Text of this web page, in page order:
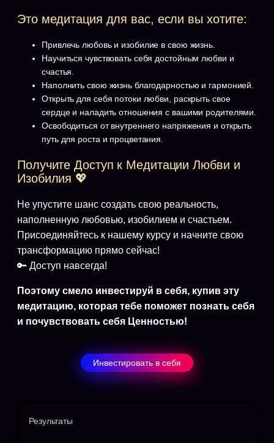
Это медитация для вас, если вы хотите:
Привлечь любовь и изобилие в свою жизнь.
Научиться чувствовать себя достойным любви и
счастья.
Наполнить свою жизнь благодарностью и гармонией.
Открыть для себя потоки любви, раскрыть свое
сердце и наладить отношения с вашими родителями.
Освободиться от внутреннего напряжения и открыть
путь для роста и процветания.
Получите Доступ к Медитации Любви и
Изобилия 💖
Не упустите шанс создать свою реальность,
наполненную любовью, изобилием и счастьем.
Присоединяйтесь к нашему курсу и начните свою
трансформацию прямо сейчас!
🔑 Доступ навсегда!
Поэтому смело инвестируй в себя, купив эту
медитацию, которая тебе поможет познать себя
и почувствовать себя Ценностью!
Инвестировать в себя
Результаты